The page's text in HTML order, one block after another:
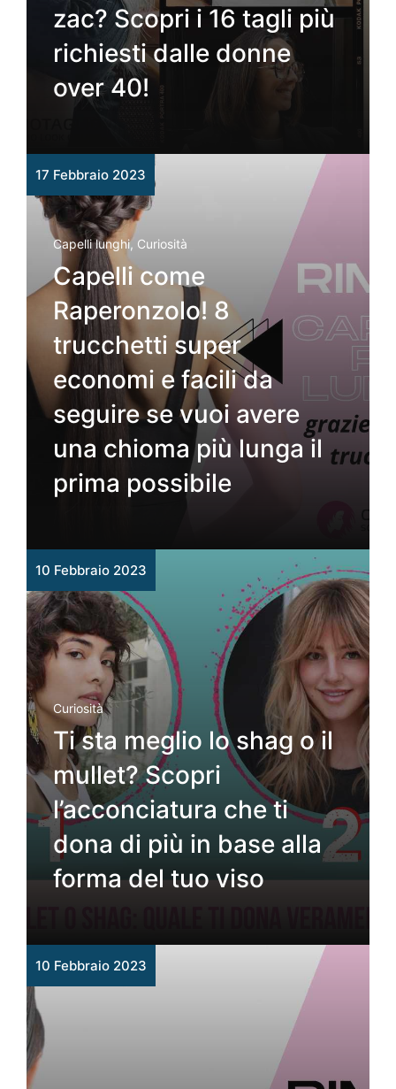
zac? Scopri i 16 tagli più
richiesti dalle donne
over 40!
17 Febbraio 2023
Capelli lunghi, Curiosità
Capelli come
Raperonzolo! 8
trucchetti super
economi e facili da
seguire se vuoi avere
una chioma più lunga il
prima possibile
10 Febbraio 2023
Curiosità
Ti sta meglio lo shag o il
mullet? Scopri
l’acconciatura che ti
dona di più in base alla
forma del tuo viso
10 Febbraio 2023